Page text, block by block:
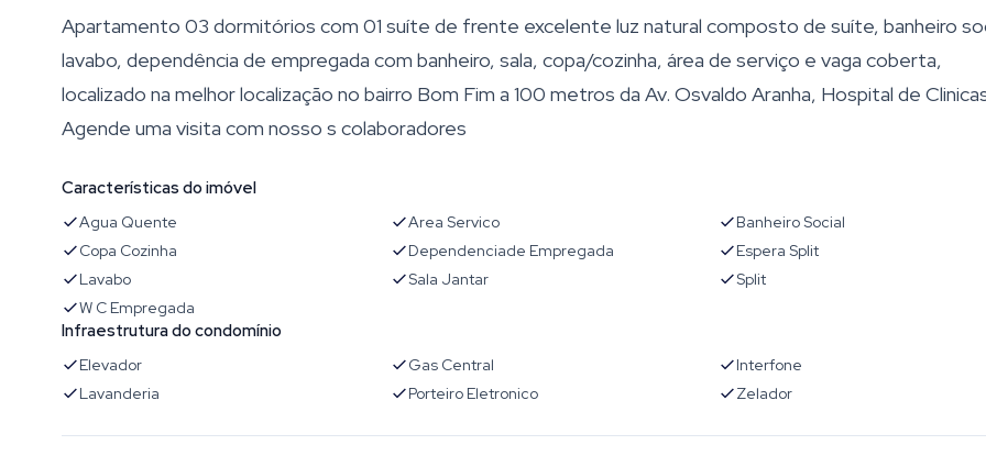
Apartamento 03 dormitórios com 01 suíte de frente excelente luz natural composto de suíte, banheiro
lavabo, dependência de empregada com banheiro, sala, copa/cozinha, área de serviço e vaga coberta,
localizado na melhor localização no bairro Bom Fim a 100 metros da Av. Osvaldo Aranha, Hospital de
Agende uma visita com nosso s colaboradores
Características do imóvel
Agua Quente Area Servico
Banheiro Social
Copa Cozinha
Dependenciade Empregada
Espera Split
Lavabo
Sala Jantar
Split
W C Empregada
Infraestrutura do condomínio
Elevador Gas Central
Interfone
Lavanderia
Porteiro Eletronico Zelador